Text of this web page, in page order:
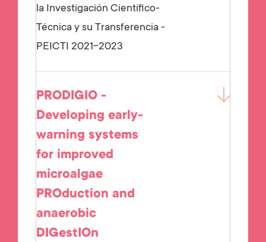
la Investigación Científico-
Técnica y su Transferencia -
PEICTI 2021-2023
PRODIGIO -
Developing early-
warning systems
for improved
microalgae
PROduction and
anaerobic
DIGestIOn